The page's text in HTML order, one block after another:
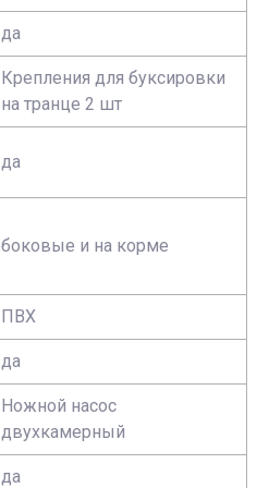
да
Крепления для буксировки
на транце 2 шт
да
боковые и на корме
ПВХ
да
Ножной насос
двухкамерный
да